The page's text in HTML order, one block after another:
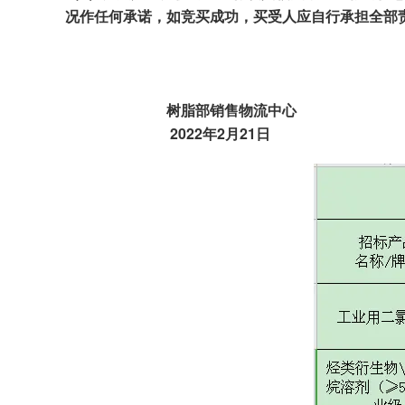
况作任何承诺，如竞买成功，买受人应自行承担全部
树脂部销售物流中心
2022年2月21 日